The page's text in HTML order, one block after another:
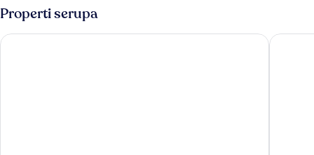
Properti serupa
NomadStay Journey ANORA